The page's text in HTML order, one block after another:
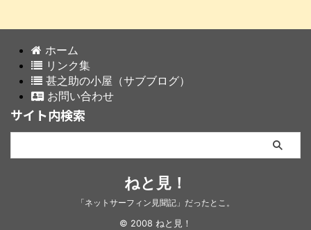
ホーム
リンク集
甚之助の小屋（サブブログ）
お問い合わせ
サイト内検索
ねと見！
「ネットサーフィン見聞記」だったとこ。
© 2008 ねと見！